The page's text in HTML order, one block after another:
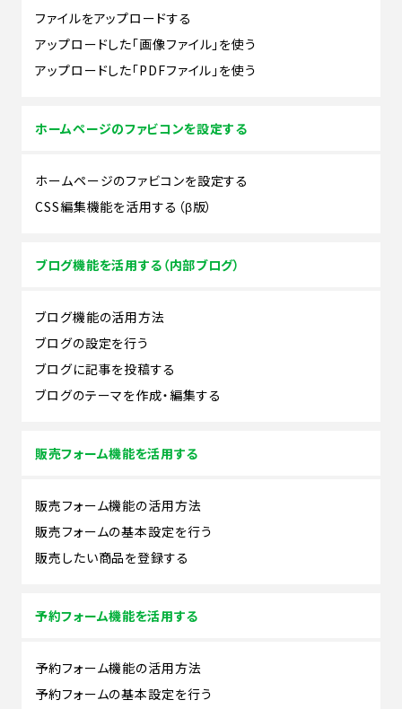
ファイルをアップロードする
アップロードした「画像ファイル」を使う
アップロードした「PDFファイル」を使う
ホームページのファビコンを設定する
ホームページのファビコンを設定する
CSS編集機能を活用する（β版）
ブログ機能を活用する（内部ブログ）
ブログ機能の活用方法
ブログの設定を行う
ブログに記事を投稿する
ブログのテーマを作成・編集する
販売フォーム機能を活用する
販売フォーム機能の活用方法
販売フォームの基本設定を行う
販売したい商品を登録する
予約フォーム機能を活用する
予約フォーム機能の活用方法
予約フォームの基本設定を行う